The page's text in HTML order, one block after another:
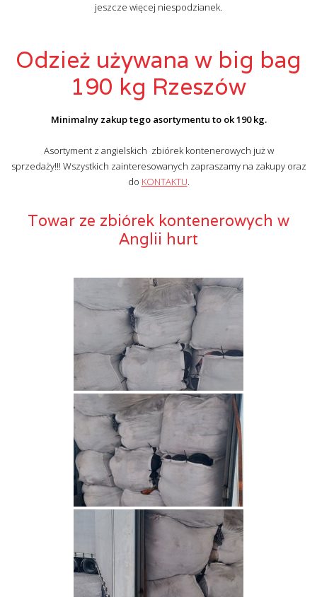
jeszcze więcej niespodzianek.
Odzież używana w big bag
190 kg Rzeszów
Minimalny zakup tego asortymentu to ok 190 kg.
Asortyment z angielskich zbiórek kontenerowych już w
sprzedaży!!! Wszystkich zainteresowanych zapraszamy na zakupy oraz
do KONTAKTU.
Towar ze zbiórek kontenerowych w
Anglii hurt